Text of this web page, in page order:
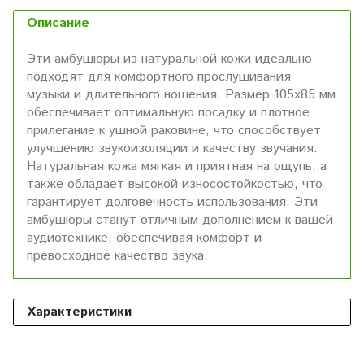
Описание
Эти амбушюры из натуральной кожи идеально
подходят для комфортного прослушивания
музыки и длительного ношения. Размер 105x85 мм
обеспечивает оптимальную посадку и плотное
прилегание к ушной раковине, что способствует
улучшению звукоизоляции и качеству звучания.
Натуральная кожа мягкая и приятная на ощупь, а
также обладает высокой износостойкостью, что
гарантирует долговечность использования. Эти
амбушюры станут отличным дополнением к вашей
аудиотехнике, обеспечивая комфорт и
превосходное качество звука.
Характеристики